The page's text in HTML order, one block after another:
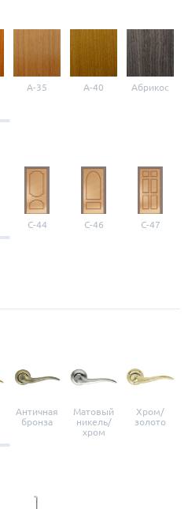
A-35 A-40 Абрикос
С-44 С-46 С-47
Античная
бронза
Матовый
никель/
хром
Хром/
золото